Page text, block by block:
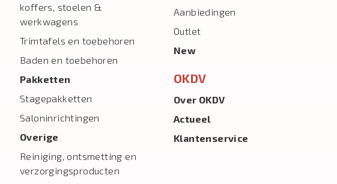
koffers, stoelen &
werkwagens
Trimtafels en toebehoren
Baden en toebehoren
Pakketten
Stagepakketten
Saloninrichtingen
Overige
Reiniging, ontsmetting en
verzorgingsproducten
Aanbiedingen
Outlet
New
OKDV
Over OKDV
Actueel
Klantenservice